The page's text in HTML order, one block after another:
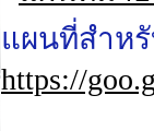
แผนที่สำหรั
https://